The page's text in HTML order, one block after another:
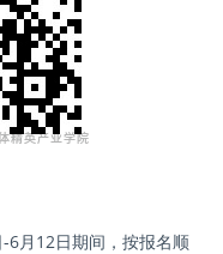
6月12日期间，按报名顺